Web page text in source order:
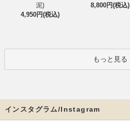
泥)
4,950円(税込)
8,800円(税込)
もっと見る
インスタグラム/Instagram